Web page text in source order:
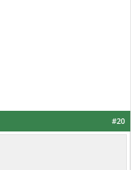
#20